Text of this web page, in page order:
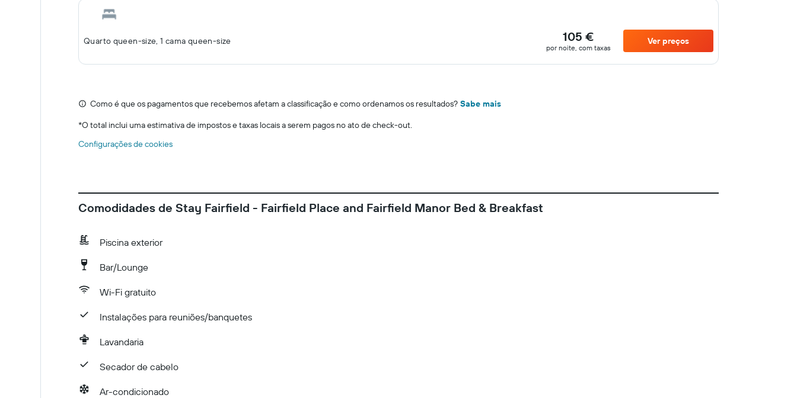
Quarto queen-size, 1 cama queen-size 105 €
por noite, com taxas
Ver preços
Como é que os pagamentos que recebemos afetam a classificação e como ordenamos os resultados? Sabe mais
*O total inclui uma estimativa de impostos e taxas locais a serem pagos no ato de check-out.
Configurações de cookies
Comodidades de Stay Fairfield - Fairfield Place and Fairfield Manor Bed & Breakfast
Piscina exterior
Bar/Lounge
Wi-Fi gratuito
Instalações para reuniões/banquetes
Lavandaria
Secador de cabelo
Ar-condicionado